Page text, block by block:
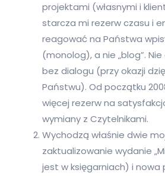
projektami (własnymi i
starcza mi rezerw czasu i
reagować na Państwa
(monolog), a nie „blog”.
bez dialogu (przy okazji
Państwu). Od początku
więcej rezerw na
wymiany z Czytelnikami.
Wychodzą właśnie dwie
zaktualizowanie wydanie
jest w księgarniach) i nowa